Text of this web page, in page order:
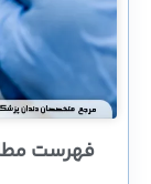
فهرست مطالب